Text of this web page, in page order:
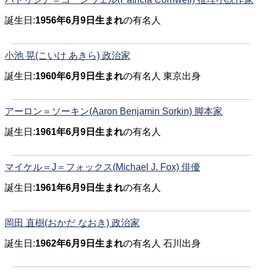
誕生日:1956年6月9日生まれの有名人
小池 晃(こいけ あきら) 政治家
誕生日:1960年6月9日生まれの有名人 東京出身
アーロン＝ソーキン(Aaron Benjamin Sorkin) 脚本家
誕生日:1961年6月9日生まれの有名人
マイケル＝J＝フォックス(Michael J. Fox) 俳優
誕生日:1961年6月9日生まれの有名人
岡田 直樹(おかだ なおき) 政治家
誕生日:1962年6月9日生まれの有名人 石川出身